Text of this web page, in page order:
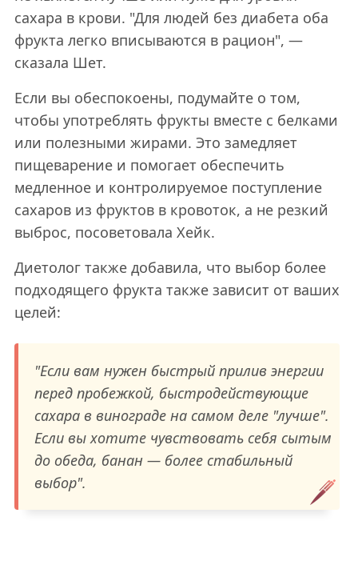
сахара в крови. "Для людей без диабета оба
фрукта легко вписываются в рацион", —
сказала Шет.
Если вы обеспокоены, подумайте о том,
чтобы употреблять фрукты вместе с белками
или полезными жирами. Это замедляет
пищеварение и помогает обеспечить
медленное и контролируемое поступление
сахаров из фруктов в кровоток, а не резкий
выброс, посоветовала Хейк.
Диетолог также добавила, что выбор более
подходящего фрукта также зависит от ваших
целей:
"Если вам нужен быстрый прилив энергии
перед пробежкой, быстродействующие
сахара в винограде на самом деле "лучше".
Если вы хотите чувствовать себя сытым
до обеда, банан — более стабильный
выбор".